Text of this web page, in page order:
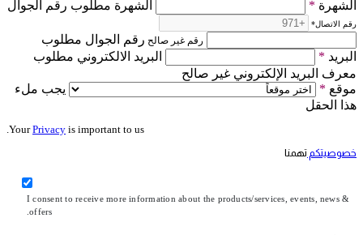
الشهرة * الشهرة مطلوب رقم الجوال
رقم الاتصال*
رقم غير صالح رقم الجوال مطلوب
البريد *
البريد الالكتروني مطلوب
معرف البريد الإلكتروني غير صالح
موقع *
يجب ملء
هذا الحقل
YourPrivacy is important to us.
خصوصيتكم تهمنا
I consent to receive more information about the products/services, events, news &
offers.